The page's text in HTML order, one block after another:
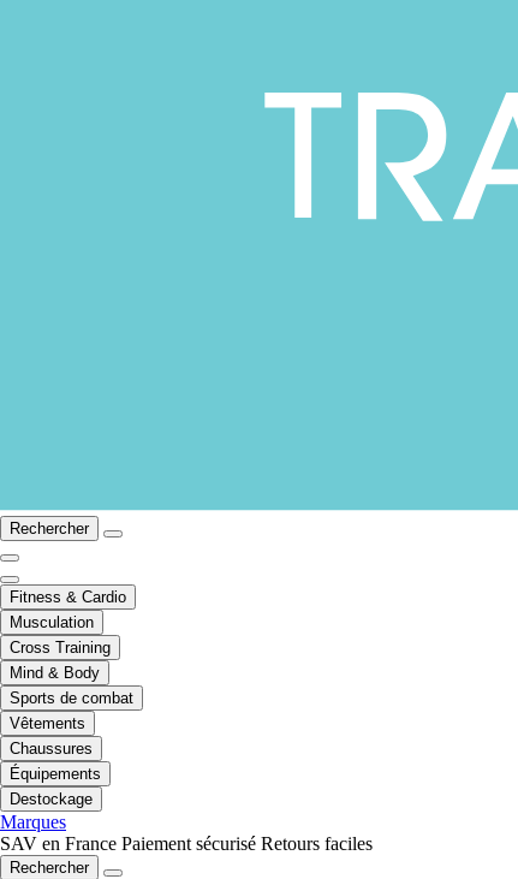
Rechercher
Fitness & Cardio
Musculation
Cross Training
Mind & Body
Sports de combat
Vêtements
Chaussures
Équipements
Destockage
Marques
SAV en France Paiement sécurisé Retours faciles
Rechercher